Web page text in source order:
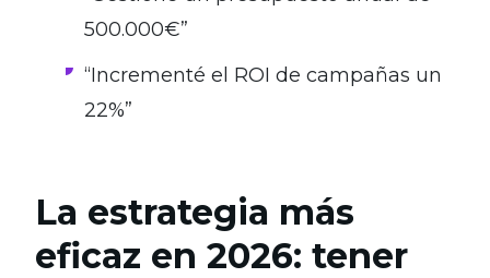
500.000€”
“Incrementé el ROI de campañas un
22%”
La estrategia más
eficaz en 2026: tener